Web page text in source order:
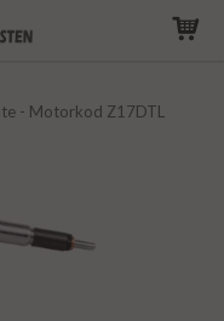
- Motorkod Z17DTL